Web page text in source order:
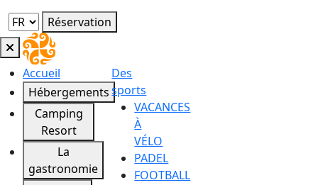
Réservation
Accueil
Hébergements
Camping
Resort
La
gastronomie
Des
sports
VACANCES
À
VÉLO
PADEL
FOOTBALL